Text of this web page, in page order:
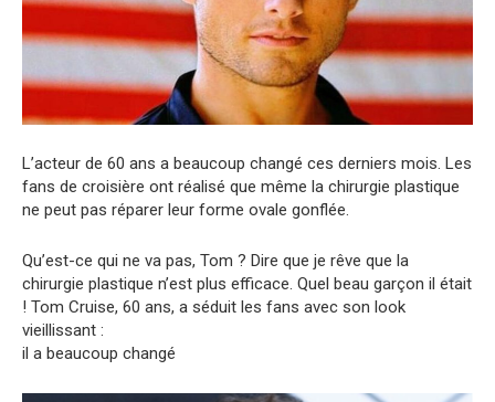
L’acteur de 60 ans a beaucoup changé ces derniers mois. Les
fans de croisière ont réalisé que même la chirurgie plastique
ne peut pas réparer leur forme ovale gonflée.
Qu’est-ce qui ne va pas, Tom ? Dire que je rêve que la
chirurgie plastique n’est plus efficace. Quel beau garçon il était
! Tom Cruise, 60 ans, a séduit les fans avec son look
vieillissant :
il a beaucoup changé